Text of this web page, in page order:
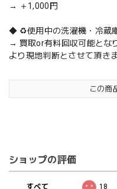
→ ＋1,000円
◆ ♻️使用中の洗濯機・冷蔵
→ 買取or有料回収可能とな
より現地判断とさせて頂きま
この商
ショップの評価
すべて 18